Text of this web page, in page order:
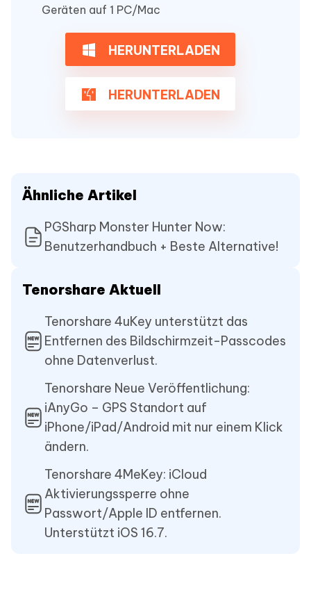
Geräten auf 1 PC/Mac
HERUNTERLADEN
HERUNTERLADEN
Ähnliche Artikel
PGSharp Monster Hunter Now:
Benutzerhandbuch + Beste Alternative!
Tenorshare Aktuell
Tenorshare 4uKey unterstützt das
Entfernen des Bildschirmzeit-Passcodes
ohne Datenverlust.
Tenorshare Neue Veröffentlichung:
iAnyGo – GPS Standort auf
iPhone/iPad/Android mit nur einem Klick
ändern.
Tenorshare 4MeKey: iCloud
Aktivierungssperre ohne
Passwort/Apple ID entfernen.
Unterstützt iOS 16.7.